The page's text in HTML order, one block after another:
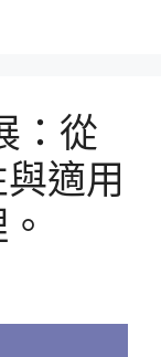
：從
適用